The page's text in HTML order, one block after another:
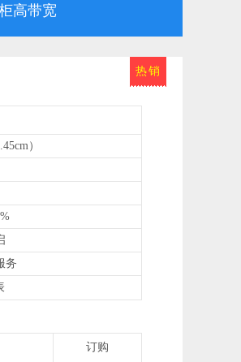
高带宽
热销
）
务
订购